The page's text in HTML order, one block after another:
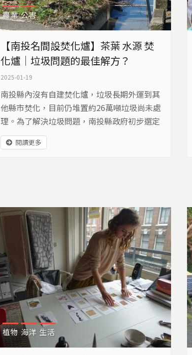
農業 公害
【南投名間設焚化爐】茶葉 水源 焚
化爐｜垃圾問題的最佳解方？
2025-01-19
南投縣內沒有自建焚化爐，垃圾長期外運到其
他縣市焚化，目前仍堆置約26萬噸垃圾尚未處
理。為了解決垃圾問題，南投縣政府初步選定
在名間鄉新民村興建焚化爐，當地居民擔憂會
影響茶業與農田，組成自救會強烈表達反對。
閱讀更多
植物 海洋 生活